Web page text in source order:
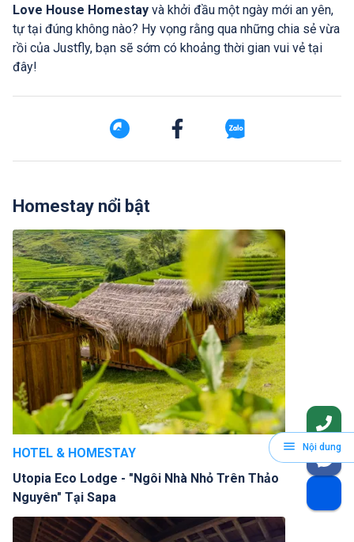
Love House Homestay và khởi đầu một ngày mới an yên,
tự tại đúng không nào? Hy vọng rằng qua những chia sẻ vừa
rồi của Justfly, bạn sẽ sớm có khoảng thời gian vui vẻ tại
đây!
Nội dung
Homestay nổi bật
HOTEL & HOMESTAY
Utopia Eco Lodge - "Ngôi Nhà Nhỏ Trên Thảo
Nguyên" Tại Sapa